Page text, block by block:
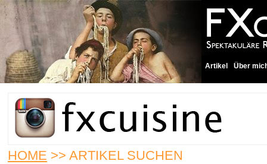
Artikel Über
HOME >> ARTIKEL SUCHEN